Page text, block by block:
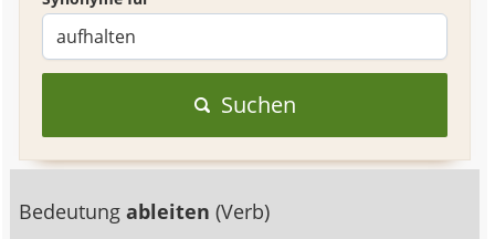
Suchen
Bedeutungableiten(Verb)